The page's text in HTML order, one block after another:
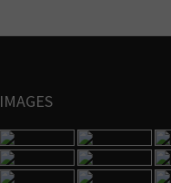
IMAGES